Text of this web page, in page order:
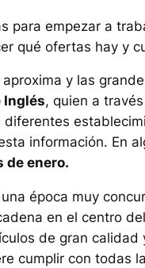
para empezar a
qué ofertas hay y
aproxima y las
Inglés, quien a
información. En
de enero.
época muy
en el centro
de gran
cumplir con todas